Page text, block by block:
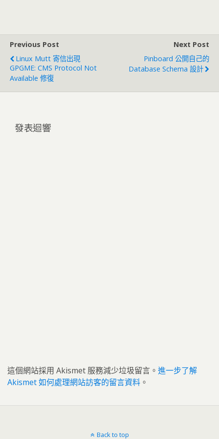
Previous Post
Linux Mutt 寄信出現
GPGME: CMS Protocol Not
Available 修復
Next Post
Pinboard 公開自己的
Database Schema 設計
發表迴響
這個網站採用 Akismet 服務減少垃圾留言。 進一步了解
Akismet 如何處理網站訪客的留言資料 。
Back to top